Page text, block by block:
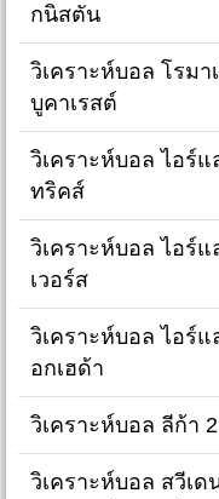
กนิสตัน
วิเคราะห์บอล โรม
บูคาเรสต์
วิเคราะห์บอล ไอร์
ทริคส์
วิเคราะห์บอล ไอร์
เวอร์ส
วิเคราะห์บอล ไอร์
อกเฮด้า
วิเคราะห์บอล ลีก้า
วิเคราะห์บอล สวีเด